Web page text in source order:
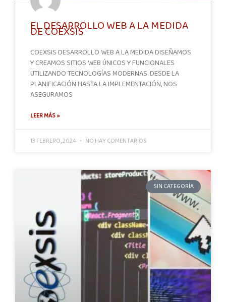
EL DESARROLLO WEB A LA MEDIDA
DE COEXSIS
COEXSIS DESARROLLO WEB A LA MEDIDA DISEÑAMOS
Y CREAMOS SITIOS WEB ÚNICOS Y FUNCIONALES
UTILIZANDO TECNOLOGÍAS MODERNAS. DESDE LA
PLANIFICACIÓN HASTA LA IMPLEMENTACIÓN, NOS
ASEGURAMOS
LEER MÁS »
13 FEBRERO, 2024 NO HAY COMENTARIOS
SIN CATEGORÍA